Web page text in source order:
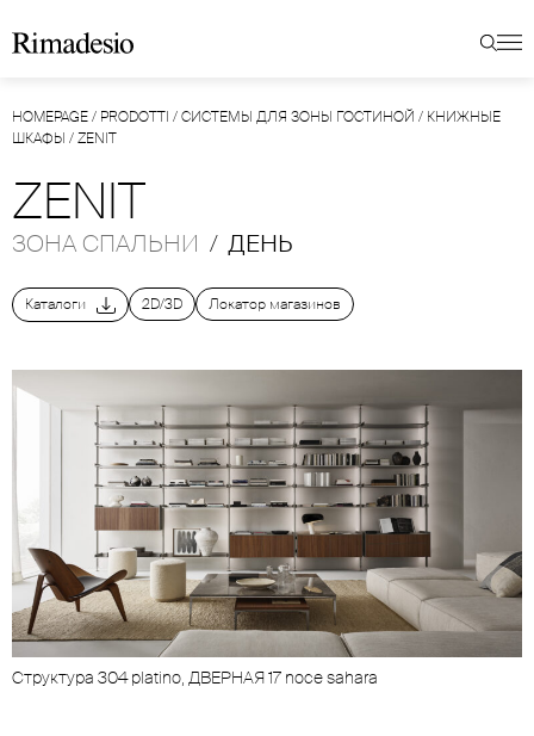
HOMEPAGE/ PRODOTTI /СИСТЕМЫ ДЛЯ ЗОНЫ ГОСТИНОЙ / КНИЖНЫЕ
ШКАФЫ /ZENIT
ZENIT
ЗОНА СПАЛЬНИ / ДЕНЬ
Каталоги 2D/3D Локатор магазинов
Cтруктура 304 platino, ДВЕРНАЯ 17 noce sahara